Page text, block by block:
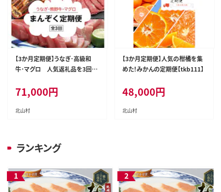
【3か月定期便】うなぎ･高級和
牛･マグロ 人気返礼品を3回お
71,000円
北山村
【3か月定期便】人気の柑橘を集
めた！みかんの定期便【tkb111】
48,000円
北山村
ランキング